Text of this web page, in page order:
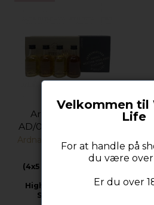
Ardnamurchan
AD/09.20x4 Samples
Ardnamurchan Distillery
(4x5 cl. - 46,8% - 59,2%
Highland Single Malt
Scotch Whisky
Velkommen til
Life
For at handle på
du være over
Er du over